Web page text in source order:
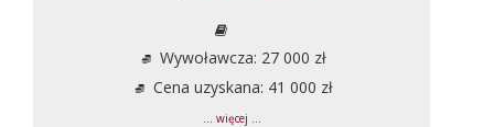
Wywoławcza: 27 000 zł
Cena uzyskana: 41 000 zł
... więcej ...